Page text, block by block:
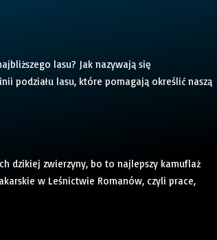
lasu? Jak nazywają się
podziału lasu, które pomagają określić naszą
dzikiej zwierzyny, bo to najlepszy kamuflaż
w Leśnictwie Romanów, czyli prace,